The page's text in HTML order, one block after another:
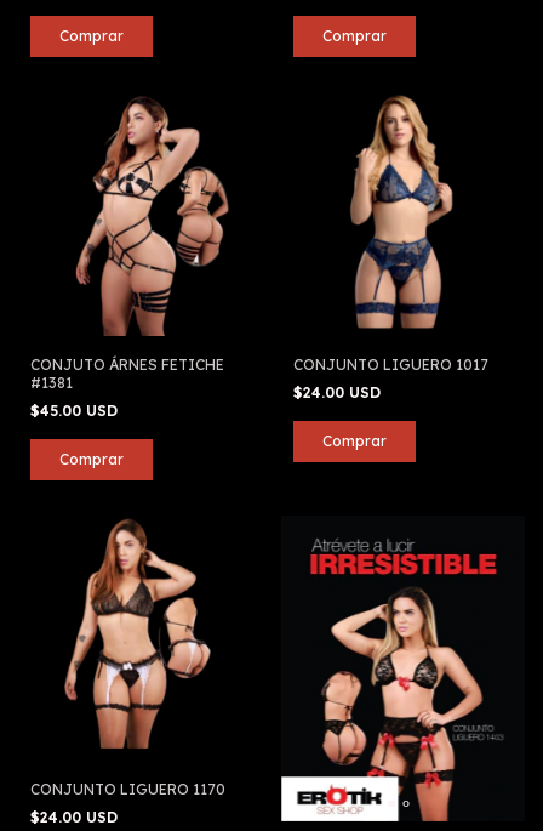
CONJUTO ÁRNES FETICHE
#1381
$45.00 USD
CONJUNTO LIGUERO 1017
$24.00 USD
CONJUNTO LIGUERO 1170
$24.00 USD